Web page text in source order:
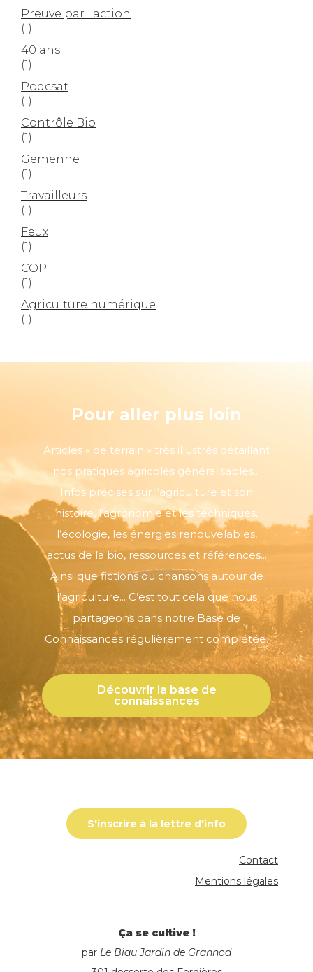
Preuve par l'action
(1)
40 ans
(1)
Podcsat
(1)
Contrôle Bio
(1)
Gemenne
(1)
Travailleurs
(1)
Feux
(1)
COP
(1)
Agriculture numérique
(1)
Pour aller plus loin
Articles « de terrain » très illustrés détaillant
nos pratiques agricoles généralisables...
Infos précises sur l’agriculture et son
histoire, l’agronomie et les techniques,
l’écologie, les énergies renouvelables,
actus de la bio, ressources et références...
Ainsi que fictions ou chansons autour de
l’agriculture... C’est tout cela que nous
partageons dans notre Base de
Connaissances régulièrement complétée.
Découvrir la base de
connaissances
Ça se cultive !
par Le Biau Jardin de Grannod
S'inscrire à la lettre d'info
Contact
Mentions légales